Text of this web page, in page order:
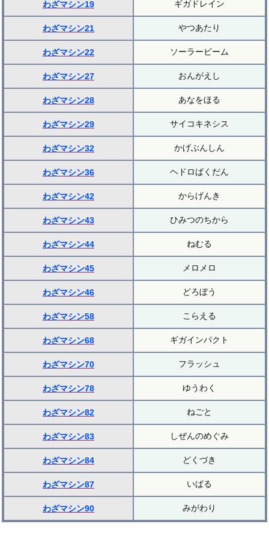
わざマシン19 ギガドレイン
わざマシン21 やつあたり
わざマシン22 ソーラービーム
わざマシン27 おんがえし
わざマシン28 あなをほる
わざマシン29 サイコキネシス
わざマシン32 かげぶんしん
わざマシン36 ヘドロばくだん
わざマシン42 からげんき
わざマシン43 ひみつのちから
わざマシン44 ねむる
わざマシン45 メロメロ
わざマシン46 どろぼう
わざマシン58 こらえる
わざマシン68 ギガインパクト
わざマシン70 フラッシュ
わざマシン78 ゆうわく
わざマシン82 ねごと
わざマシン83 しぜんのめぐみ
わざマシン84 どくづき
わざマシン87 いばる
わざマシン90 みがわり